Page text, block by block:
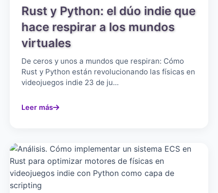
Rust y Python: el dúo indie que
hace respirar a los mundos
virtuales
De ceros y unos a mundos que respiran: Cómo
Rust y Python están revolucionando las físicas en
videojuegos indie 23 de ju...
Leer más